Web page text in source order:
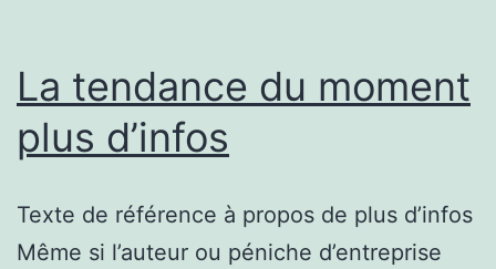
La tendance du moment
plus d’infos
Texte de référence à propos de plus d’infos
Même si l’auteur ou péniche d’entreprise